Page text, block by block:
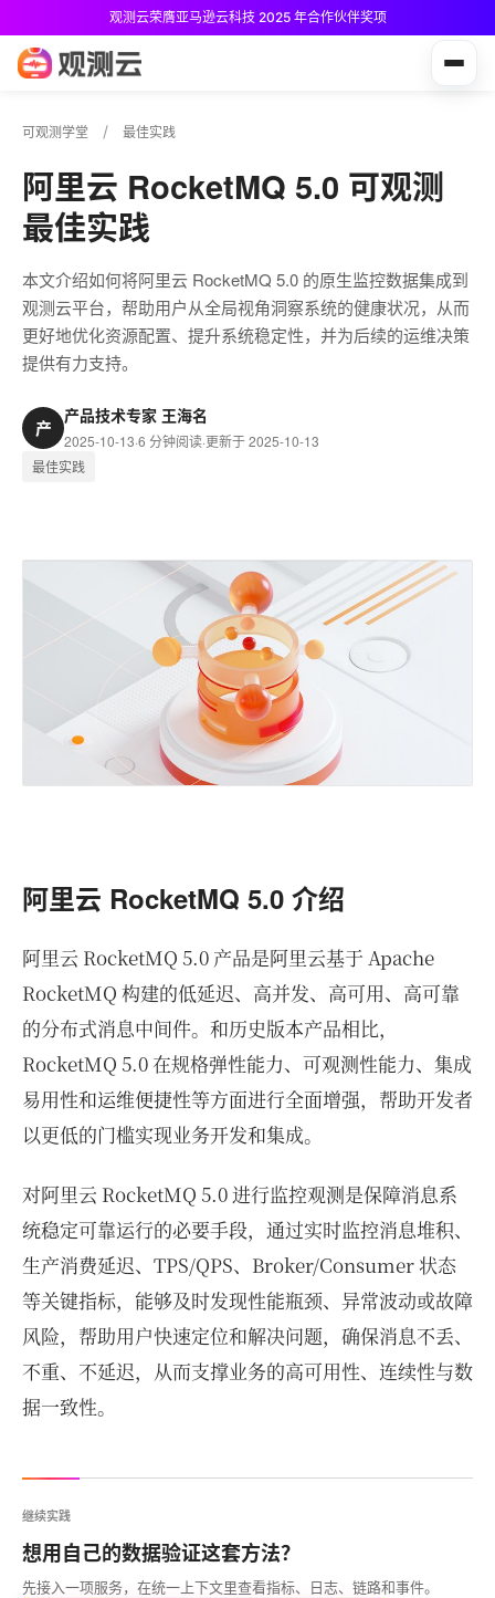
观测云荣膺亚马逊云科技 2025 年合作伙伴奖项
可观测学堂 最佳实践
阿里云 RocketMQ 5.0 可观测
最佳实践
本文介绍如何将阿里云 RocketMQ 5.0 的原生监控数据集成到
观测云平台，帮助用户从全局视角洞察系统的健康状况，从而
更好地优化资源配置、提升系统稳定性，并为后续的运维决策
提供有力支持。
产
产品技术专家 王海名
2025-10-13·6 分钟阅读·更新于 2025-10-13
最佳实践
阿里云 RocketMQ 5.0 介绍
阿里云 RocketMQ 5.0 产品是阿里云基于 Apache
RocketMQ 构建的低延迟、高并发、高可用、高可靠
的分布式消息中间件。和历史版本产品相比，
RocketMQ 5.0 在规格弹性能力、可观测性能力、集成
易用性和运维便捷性等方面进行全面增强，帮助开发者
以更低的门槛实现业务开发和集成。
对阿里云 RocketMQ 5.0 进行监控观测是保障消息系
统稳定可靠运行的必要手段，通过实时监控消息堆积、
生产消费延迟、TPS/QPS、Broker/Consumer 状态
等关键指标，能够及时发现性能瓶颈、异常波动或故障
风险，帮助用户快速定位和解决问题，确保消息不丢、
不重、不延迟，从而支撑业务的高可用性、连续性与数
据一致性。
继续实践
想用自己的数据验证这套方法？
先接入一项服务，在统一上下文里查看指标、日志、链路和事件。